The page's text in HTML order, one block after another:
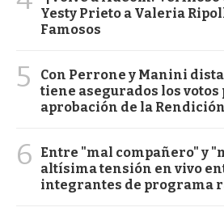
Yesty Prieto a Valeria
Famosos
5
Con Perrone y Manini
tiene asegurados los votos
aprobación de la
6
Entre "mal compañero" y
altísima tensión en vivo
integrantes de programa